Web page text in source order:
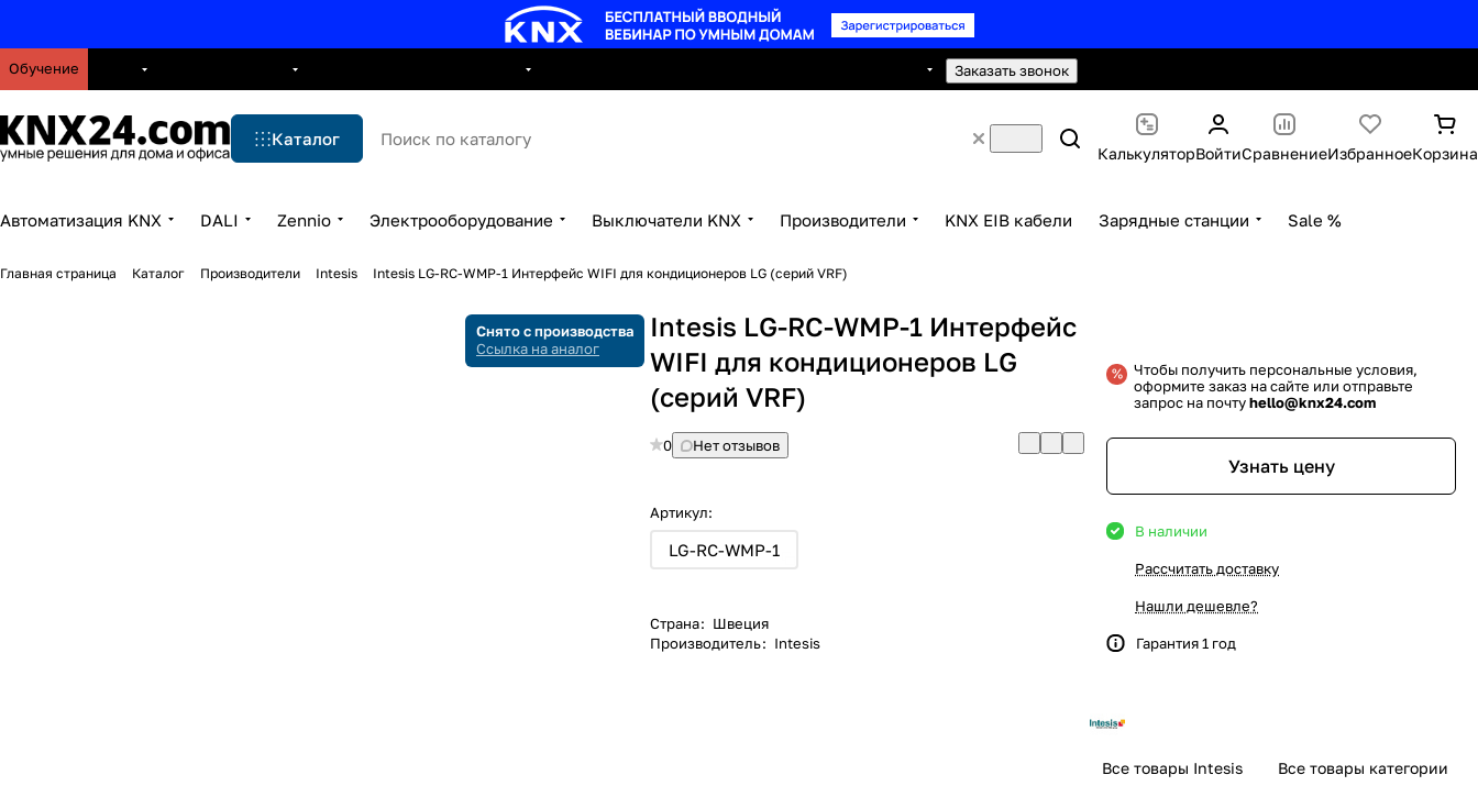
Обучение Заказать звонок
Каталог
КалькуляторВойтиСравнениеИзбранноеКорзина
Автоматизация KNX DALI Zennio Электрооборудование Выключатели KNX Производители KNX EIB кабели Зарядные станции Sale %
Главная страница Каталог Производители Intesis Intesis LG-RC-WMP-1 Интерфейс WIFI для кондиционеров LG (серий VRF)
Снято с производства
Ссылка на аналог
Intesis LG-RC-WMP-1 Интерфейс
WIFI для кондиционеров LG
(серий VRF)
0 Нет отзывов
Артикул:
LG-RC-WMP-1
Страна: Швеция
Производитель: Intesis
Чтобы получить персональные условия,
оформите заказ на сайте или отправьте
запрос на почтуhello@knx24.com
Узнать цену
В наличии
Рассчитать доставку
Нашли дешевле?
Гарантия 1 год
Все товары Intesis Все товары категории